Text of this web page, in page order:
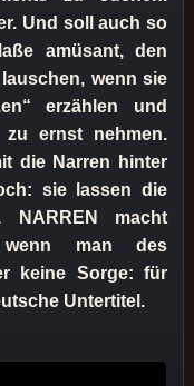
Und soll auch so
amüsant, den
wenn sie
erzählen und
ernst nehmen.
die Narren hinter
sie lassen die
NARREN macht
man des
keine Sorge: für
Untertitel.